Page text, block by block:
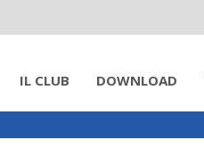
IL CLUB DOWNLOAD